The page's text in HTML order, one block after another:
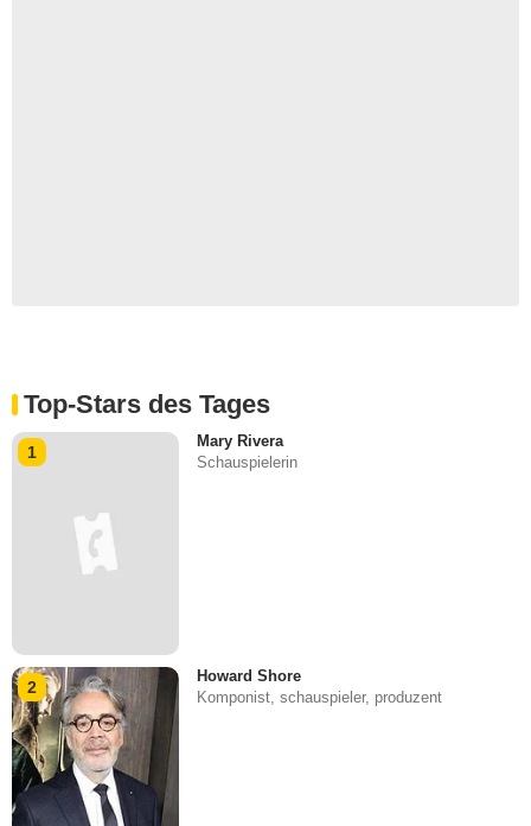
Top-Stars des Tages
1
Mary Rivera
Schauspielerin
2
Howard Shore
Komponist, schauspieler, produzent